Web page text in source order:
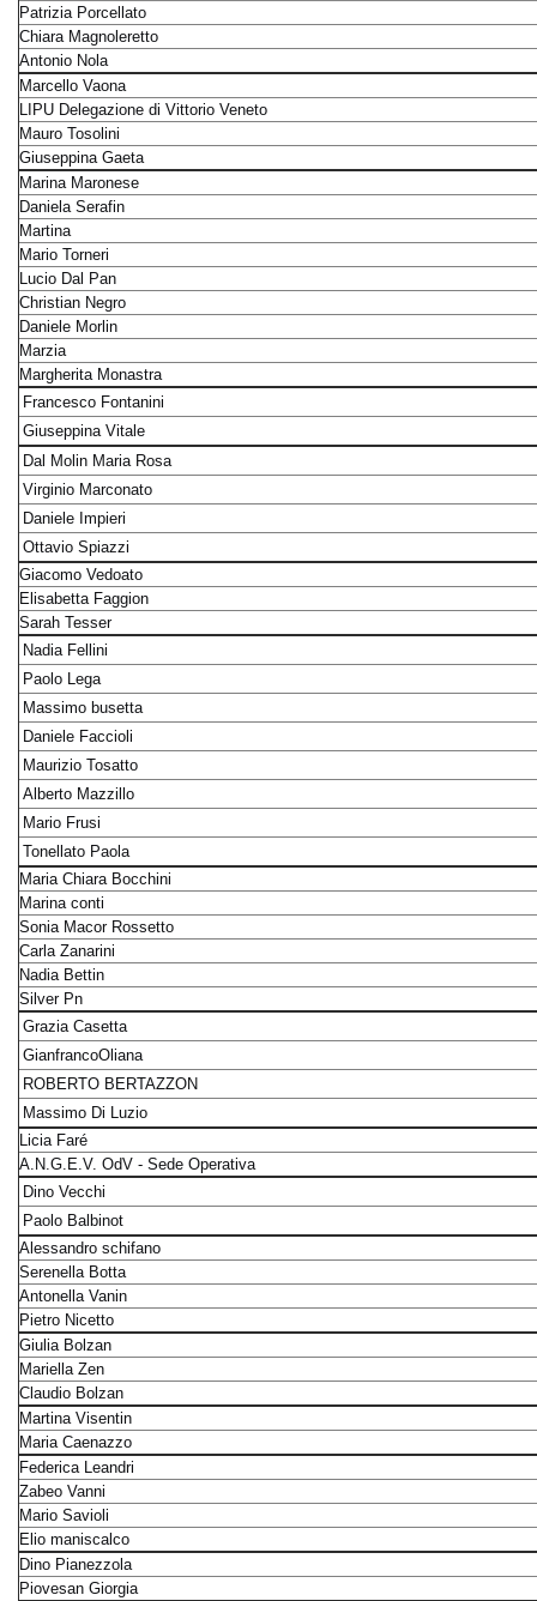
Patrizia Porcellato
Chiara Magnoleretto
Antonio Nola
Marcello Vaona
LIPU Delegazione di Vittorio Veneto
Mauro Tosolini
Giuseppina Gaeta
Marina Maronese
Daniela Serafin
Martina
Mario Torneri
Lucio Dal Pan
Christian Negro
Daniele Morlin
Marzia
Margherita Monastra
Francesco Fontanini
Giuseppina Vitale
Dal Molin Maria Rosa
Virginio Marconato
Daniele Impieri
Ottavio Spiazzi
Giacomo Vedoato
Elisabetta Faggion
Sarah Tesser
Nadia Fellini
Paolo Lega
Massimo busetta
Daniele Faccioli
Maurizio Tosatto
Alberto Mazzillo
Mario Frusi
Tonellato Paola
Maria Chiara Bocchini
Marina conti
Sonia Macor Rossetto
Carla Zanarini
Nadia Bettin
Silver Pn
Grazia Casetta
GianfrancoOliana
ROBERTO BERTAZZON
Massimo Di Luzio
Licia Faré
A.N.G.E.V. OdV - Sede Operativa
Dino Vecchi
Paolo Balbinot
Alessandro schifano
Serenella Botta
Antonella Vanin
Pietro Nicetto
Giulia Bolzan
Mariella Zen
Claudio Bolzan
Martina Visentin
Maria Caenazzo
Federica Leandri
Zabeo Vanni
Mario Savioli
Elio maniscalco
Dino Pianezzola
Piovesan Giorgia